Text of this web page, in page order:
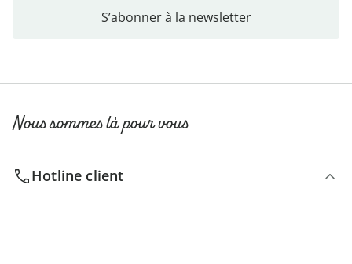
S’abonner à la newsletter
Nous sommes là pour vous
Hotline client